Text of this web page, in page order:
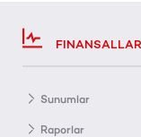
FINANSALLAR
Sunumlar
Raporlar